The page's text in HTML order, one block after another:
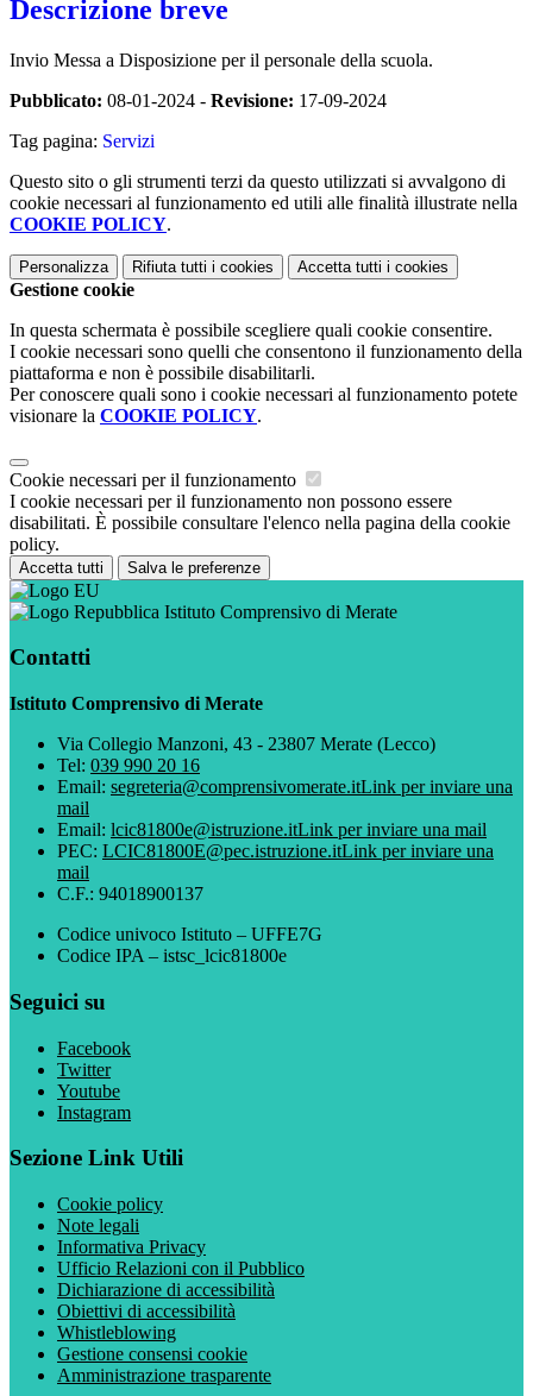
Descrizione breve
Invio Messa a Disposizione per il personale della scuola.
Pubblicato: 08-01-2024 - Revisione: 17-09-2024
Tag pagina: Servizi
Questo sito o gli strumenti terzi da questo utilizzati si avvalgono di
cookie necessari al funzionamento ed utili alle finalità illustrate nella
COOKIE POLICY.
Personalizza Rifiuta tutti i cookies Accetta tutti i cookies
Gestione cookie
In questa schermata è possibile scegliere quali cookie consentire.
I cookie necessari sono quelli che consentono il funzionamento della
piattaforma e non è possibile disabilitarli.
Per conoscere quali sono i cookie necessari al funzionamento potete
visionare la COOKIE POLICY.
Cookie necessari per il funzionamento
I cookie necessari per il funzionamento non possono essere
disabilitati. È possibile consultare l'elenco nella pagina della cookie
policy.
Accetta tutti Salva le preferenze
Istituto Comprensivo di Merate
Contatti
Istituto Comprensivo di Merate
Via Collegio Manzoni, 43 - 23807 Merate (Lecco)
Tel: 039 990 20 16
Email: segreteria@comprensivomerate.itLink per inviare una
mail
Email: lcic81800e@istruzione.itLink per inviare una mail
PEC: LCIC81800E@pec.istruzione.itLink per inviare una
mail
C.F.: 94018900137
Codice univoco Istituto – UFFE7G
Codice IPA – istsc_lcic81800e
Seguici su
Facebook
Twitter
Youtube
Instagram
Sezione Link Utili
Cookie policy
Note legali
Informativa Privacy
Ufficio Relazioni con il Pubblico
Dichiarazione di accessibilità
Obiettivi di accessibilità
Whistleblowing
Gestione consensi cookie
Amministrazione trasparente